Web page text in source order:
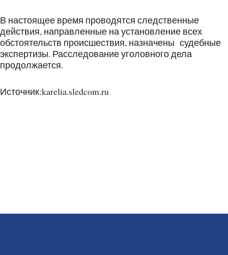
В настоящее время проводятся следственные
действия, направленные на установление всех
обстоятельств происшествия, назначены судебные
экспертизы. Расследование уголовного дела
продолжается.
Источник:karelia.sledcom.ru